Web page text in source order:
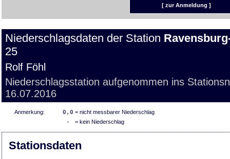
[ zur Anmeldung ]
Niederschlagsdaten der Station
25
Rolf Föhl
Niederschlagsstation aufgenommen ins
16.07.2016
Anmerkung: 0,0 = nicht messbarer Niederschlag
- = kein Niederschlag
Stationsdaten